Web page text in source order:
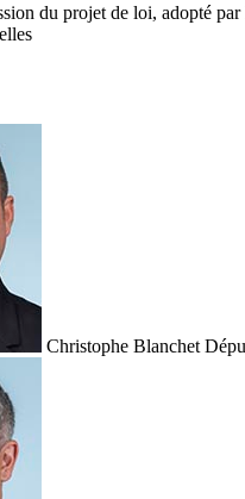
du projet de loi, adopté
Christophe Blanchet